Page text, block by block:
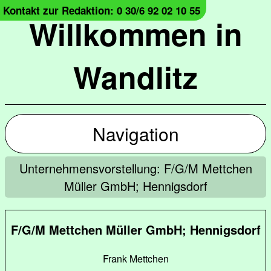
Willkommen in
Wandlitz
Kontakt zur Redaktion: 0 30/6 92 02 10 55
Navigation
Unternehmensvorstellung: F/G/M Mettchen
Müller GmbH; Hennigsdorf
F/G/M Mettchen Müller GmbH; Hennigsdorf
Frank Mettchen